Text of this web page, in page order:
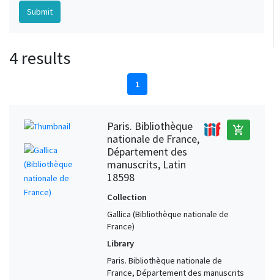
4 results
1
Paris. Bibliothèque
nationale de France,
Département des
manuscrits, Latin
18598
add_shopping_cart
Collection
Gallica (Bibliothèque nationale de
France)
Library
Paris. Bibliothèque nationale de
France, Département des manuscrits